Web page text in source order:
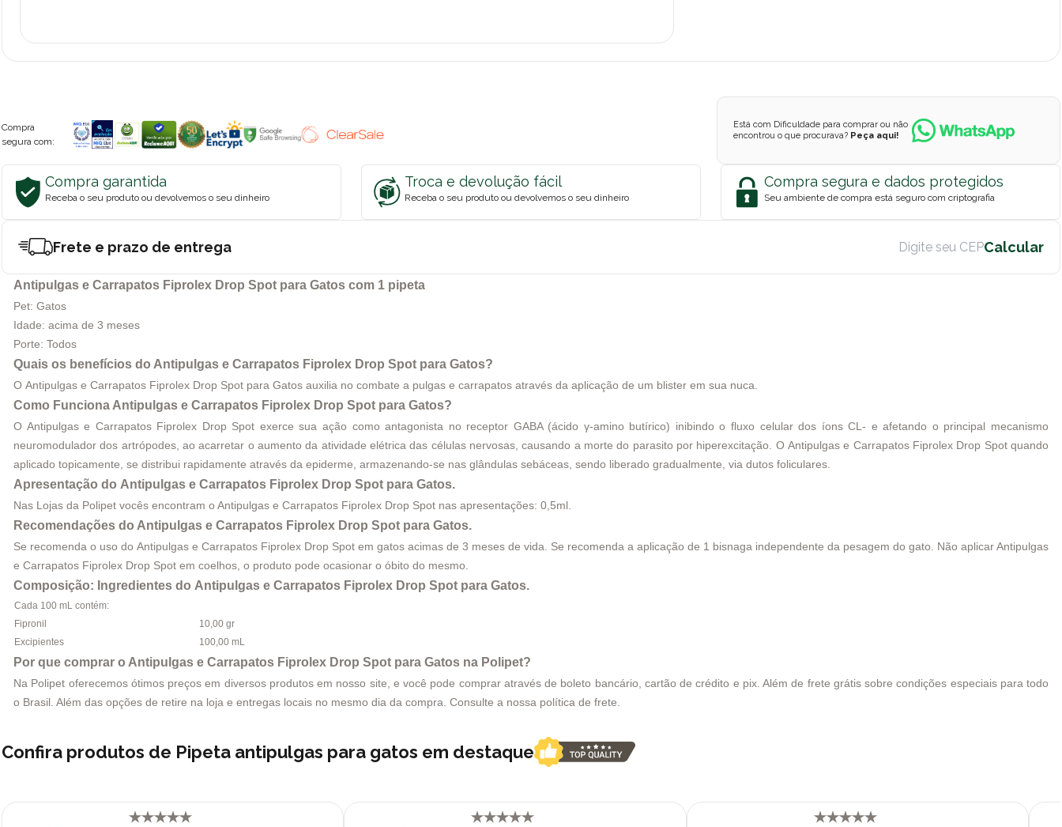
Compra
segura com:
Está com Dificuldade para comprar ou não
encontrou o que procurava? Peça aqui!
Compra garantida
Receba o seu produto ou devolvemos o seu dinheiro
Troca e devolução fácil
Receba o seu produto ou devolvemos o seu dinheiro
Compra segura e dados protegidos
Seu ambiente de compra está seguro com criptografia
Frete e prazo de entrega
Antipulgas e Carrapatos Fiprolex Drop Spot para Gatos com 1 pipeta
Pet: Gatos
Idade: acima de 3 meses
Porte: Todos
Quais os benefícios do Antipulgas e Carrapatos Fiprolex Drop Spot para Gatos?
O Antipulgas e Carrapatos Fiprolex Drop Spot para Gatos auxilia no combate a pulgas e carrapatos através da aplicação de um blister em sua nuca.
Como Funciona Antipulgas e Carrapatos Fiprolex Drop Spot para Gatos?
O Antipulgas e Carrapatos Fiprolex Drop Spot exerce sua ação como antagonista no receptor GABA (ácido γ-amino butírico) inibindo o fluxo celular dos íons CL- e afetando o principal mecanismo
neuromodulador dos artrópodes, ao acarretar o aumento da atividade elétrica das células nervosas, causando a morte do parasito por hiperexcitação. O Antipulgas e Carrapatos Fiprolex Drop Spot quando
aplicado topicamente, se distribui rapidamente através da epiderme, armazenando-se nas glândulas sebáceas, sendo liberado gradualmente, via dutos foliculares.
Apresentação do Antipulgas e Carrapatos Fiprolex Drop Spot para Gatos.
Nas Lojas da Polipet vocês encontram o Antipulgas e Carrapatos Fiprolex Drop Spot nas apresentações: 0,5ml.
Recomendações do Antipulgas e Carrapatos Fiprolex Drop Spot para Gatos.
Se recomenda o uso do Antipulgas e Carrapatos Fiprolex Drop Spot em gatos acimas de 3 meses de vida. Se recomenda a aplicação de 1 bisnaga independente da pesagem do gato. Não aplicar Antipulgas
e Carrapatos Fiprolex Drop Spot em coelhos, o produto pode ocasionar o óbito do mesmo.
Composição: Ingredientes do Antipulgas e Carrapatos Fiprolex Drop Spot para Gatos.
Cada 100 mL contém:
Fipronil
10,00 gr
Excipientes
100,00 mL
Por que comprar o Antipulgas e Carrapatos Fiprolex Drop Spot para Gatos na Polipet?
Na Polipet oferecemos ótimos preços em diversos produtos em nosso site, e você pode comprar através de boleto bancário, cartão de crédito e pix. Além de frete grátis sobre condições especiais para todo
o Brasil. Além das opções de retire na loja e entregas locais no mesmo dia da compra. Consulte a nossa política de frete
Confira produtos de Pipeta antipulgas para gatos em destaque